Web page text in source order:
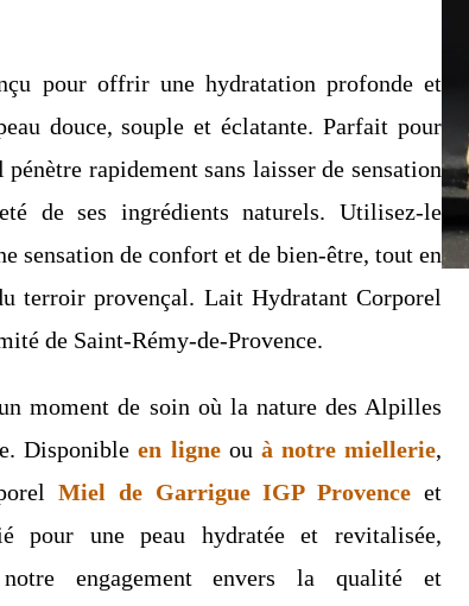
pour offrir une hydratation profonde et
douce, souple et éclatante. Parfait pour
rapidement sans laisser de sensation
de ses ingrédients naturels. Utilisez-le
sensation de confort et de bien-être, tout en
terroir provençal. Lait Hydratant Corporel
de Saint-Rémy-de-Provence.
moment de soin où la nature des Alpilles
Disponibleen ligneou à notre miellerie,
Miel de Garrigue IGP Provence et
pour une peau hydratée et revitalisée,
engagement envers la qualité et